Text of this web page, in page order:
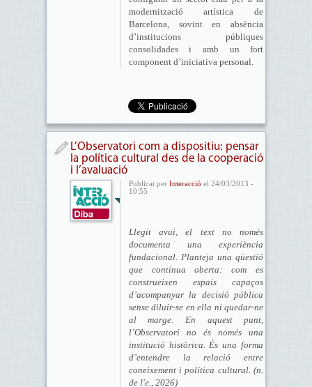
modernització artística de
Barcelona, sovint en absència
d’institucions públiques
consolidades i amb un fort
component d’iniciativa personal.
L’Observatori com a dispositiu: pensar
la política cultural des de la cooperació
i l’avaluació
Publicat per Interacció el 24/03/2013 -
10:55
Llegit avui, el text no només
documenta una experiència
fundacional. Planteja una qüestió
que continua oberta: com es
construeixen espais capaços
d’acompanyar la decisió pública
sense diluir-se en ella ni quedar-ne
al marge. En aquest punt,
l’Observatori no és només una
institució històrica. És una forma
d’entendre la relació entre
coneixement i política cultural. (n.
de l'e., 2026)